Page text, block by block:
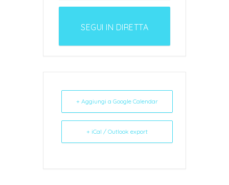
SEGUI IN DIRETTA
+ Aggiungi a Google Calendar
+ iCal / Outlook export